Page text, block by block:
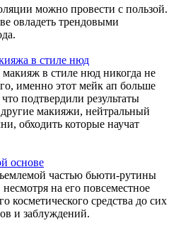
можно провести с пользой.
овладеть трендовыми
в стиле нюд
в стиле нюд никогда не
именно этот мейк ап больше
подтвердили результаты
макияжи, нейтральный
обходить которые научат
основе
частью бьюти-рутины
на его повсеместное
косметического средства до сих
и заблуждений.